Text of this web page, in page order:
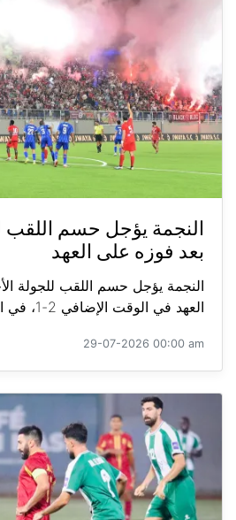
النجمة يؤجل حسم اللقب
بعد فوزه على العهد
النجمة يؤجل حسم اللقب للجولة
العهد في الوقت الإضافي 2-1، في الجولة ال...
29-07-2026 00:00 am